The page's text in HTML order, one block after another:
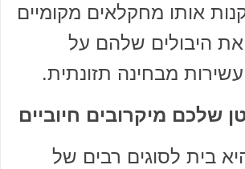
אותו מחקלאים מקומיים
את היבולים שלהם על
מבחינה תזונתית.
בית לסוגים רבים של